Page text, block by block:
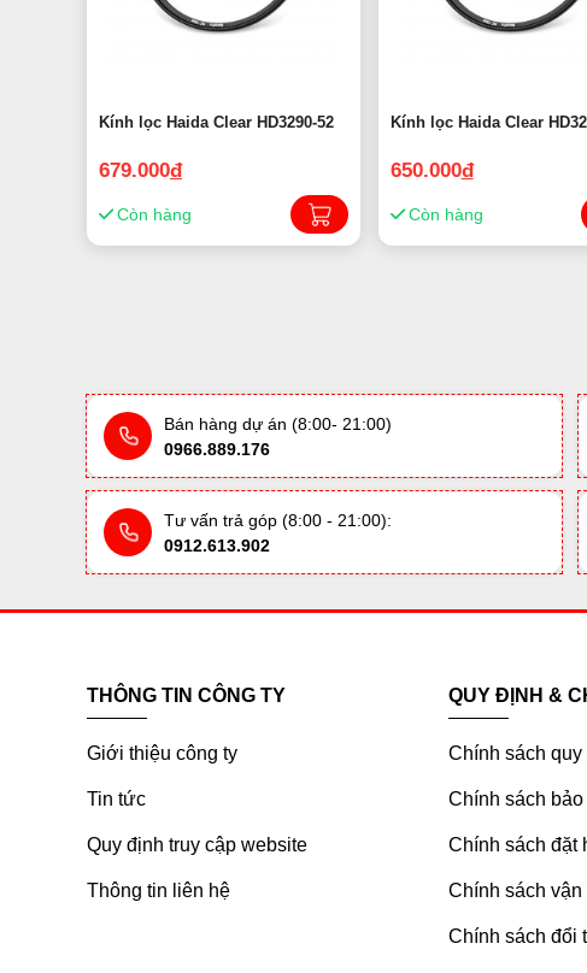
Kính lọc Haida Clear HD3290-52
679.000đ
Còn hàng
Kính lọc Haida Clear
650.000đ
Còn hàng
Bán hàng dự án (8:00- 21:00)
0966.889.176
Tư vấn trả góp (8:00 - 21:00):
0912.613.902
THÔNG TIN CÔNG TY
Giới thiệu công ty
Tin tức
Quy định truy cập website
Thông tin liên hệ
QUY ĐỊNH &
Chính sách quy
Chính sách bảo
Chính sách đặt
Chính sách vận
Chính sách đổi